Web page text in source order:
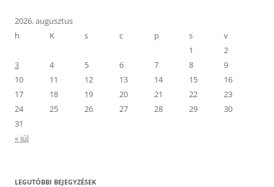
2026. augusztus
h
K s c p s
v
1
2
3
4 5 6 7 8
9
10
11 12 13 14 15
16
17
18 19 20 21 22
23
24
25 26 27 28 29
30
31
« júl
LEGUTÓBBI BEJEGYZÉSEK